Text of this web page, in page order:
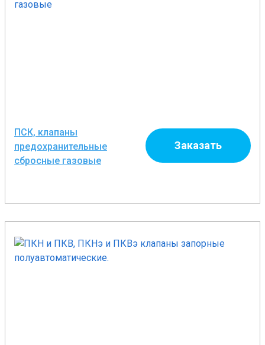
ПСК, клапаны
предохранительные
сбросные газовые
Заказать